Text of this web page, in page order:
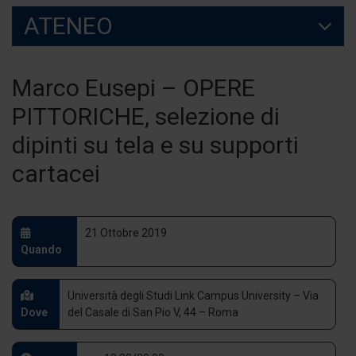
ATENEO
Marco Eusepi – OPERE
PITTORICHE, selezione di
dipinti su tela e su supporti
cartacei
Quando
21 Ottobre 2019
Dove
Università degli Studi Link Campus University – Via
del Casale di San Pio V, 44 – Roma